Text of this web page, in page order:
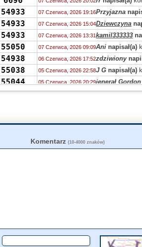
54933 07 Czerwca, 2026 19:16Przyjazna
54933 07 Czerwca, 2026 15:04Dziewczyna
54933 07 Czerwca, 2026 13:31kamil333333
55050 07 Czerwca, 2026 09:09Ani napisał(a)
54938 06 Czerwca, 2026 17:52zdziwiony
55038 05 Czerwca, 2026 22:58J G napisał(a)
55044 05 Czerwca, 2026 20:29jenerał Gordon
55037 05 Czerwca, 2026 17:05QUTU
02 Czerwca, 2026 19:42zdziwiony
54960
Komentarz (10-4000 znaków)